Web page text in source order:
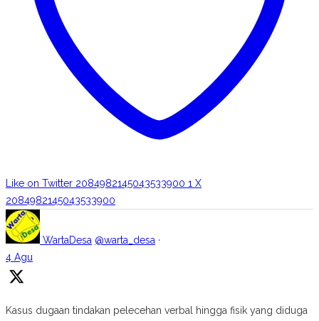
Like on Twitter 2084982145043533900 1 X
2084982145043533900
WartaDesa @warta_desa ·
4 Agu
Kasus dugaan tindakan pelecehan verbal hingga fisik yang diduga